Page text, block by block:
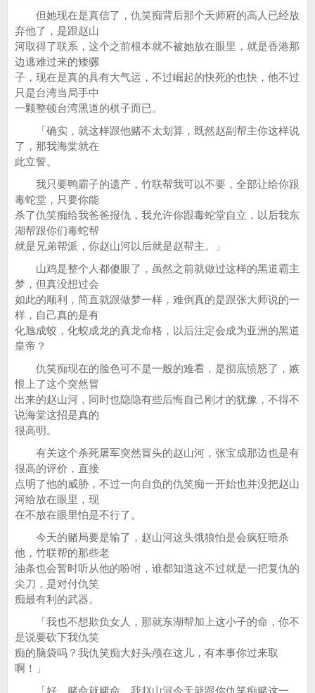
但她现在是真信了，仇笑痴背后那个天师府的高人已经放
弃他了，是跟赵山
河取得了联系，这个之前根本就不被她放在眼里，就是香港那
边逃难过来的矮骡
子，现在是真的具有大气运，不过崛起的快死的也快，他不过
只是台湾当局手中
一颗整顿台湾黑道的棋子而已。
「确实，就这样跟他赌不太划算，既然赵副帮主你这样说
了，那我海棠就在
此立誓。
我只要鸭霸子的遗产，竹联帮我可以不要，全部让给你跟
毒蛇堂，只要你能
杀了仇笑痴给我爸爸报仇，我允许你跟毒蛇堂自立，以后我东
湖帮跟你们毒蛇帮
就是兄弟帮派，你赵山河以后就是赵帮主。」
山鸡是整个人都傻眼了，虽然之前就做过这样的黑道霸主
梦，但真没想过会
如此的顺利，简直就跟做梦一样，难倒真的是跟张大师说的一
样，自己真的是有
化虺成蛟，化蛟成龙的真龙命格，以后注定会成为亚洲的黑道
皇帝？
仇笑痴现在的脸色可不是一般的难看，是彻底愤怒了，嫉
恨上了这个突然冒
出来的赵山河，同时也隐隐有些后悔自己刚才的犹豫，不得不
说海棠这招是真的
很高明。
有关这个杀死屠军突然冒头的赵山河，张宝成那边也是有
很高的评价，直接
点明了他的威胁，不过一向自负的仇笑痴一开始也并没把赵山
河给放在眼里，现
在不放在眼里怕是不行了。
今天的赌局要是输了，赵山河这头饿狼怕是会疯狂暗杀
他，竹联帮的那些老
油条也会暂时听从他的吩咐，谁都知道这不过就是一把复仇的
尖刀，是对付仇笑
痴最有利的武器。
「我也不想欺负女人，那就东湖帮加上这小子的命，你不
是说要砍下我仇笑
痴的脑袋吗？我仇笑痴大好头颅在这儿，有本事你过来取
啊！」
「好，赌命就赌命，我赵山河今天就跟你仇笑痴赌这一